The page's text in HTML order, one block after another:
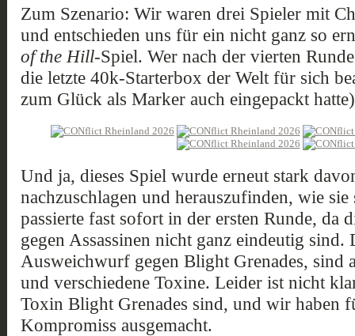
Zum Szenario: Wir waren drei Spieler mit
und entschieden uns für ein nicht ganz so
of the Hill-Spiel. Wer nach der vierten
die letzte 40k-Starterbox der Welt für sich
zum Glück als Marker auch eingepackt
Und ja, dieses Spiel wurde erneut stark
nachzuschlagen und herauszufinden, wie
passierte fast sofort in der ersten Runde, da
gegen Assassinen nicht ganz eindeutig
Ausweichwurf gegen Blight Grenades, sind
und verschiedene Toxine. Leider ist nicht
Toxin Blight Grenades sind, und wir haben
Kompromiss ausgemacht.